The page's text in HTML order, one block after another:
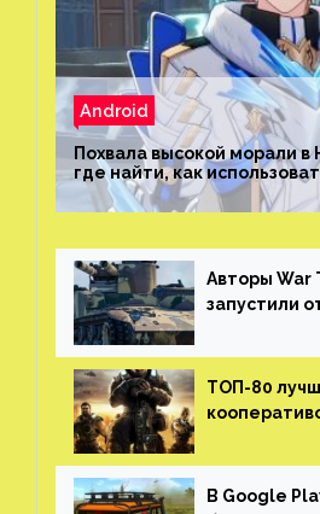
Android
Похвала высокой морали в
где найти, как
скрытые достижения
Авторы War
запустили
трейлер и
ТОП-80
(никаких
В Google